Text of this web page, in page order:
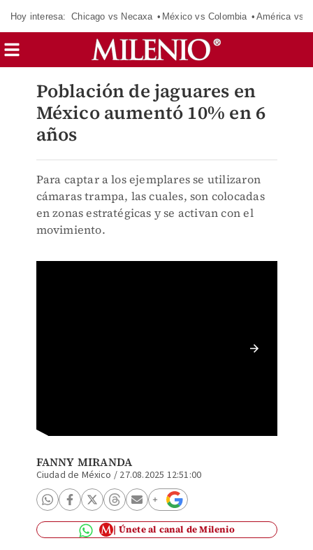
Hoy interesa: Chicago vs Necaxa México vs Colombia América vs
Población de jaguares en
México aumentó 10% en 6
años
Para captar a los ejemplares se utilizaron
cámaras trampa, las cuales, son colocadas
en zonas estratégicas y se activan con el
movimiento.
FANNY MIRANDA
Ciudad de México / 27.08.2025 12:51:00
Únete al canal de Milenio